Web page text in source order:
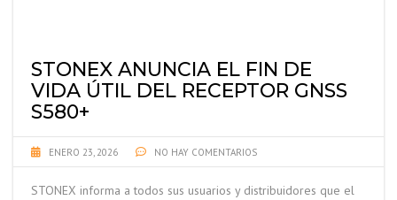
STONEX ANUNCIA EL FIN DE
VIDA ÚTIL DEL RECEPTOR GNSS
S580+
ENERO 23, 2026 NO HAY COMENTARIOS
STONEX informa a todos sus usuarios y distribuidores que el